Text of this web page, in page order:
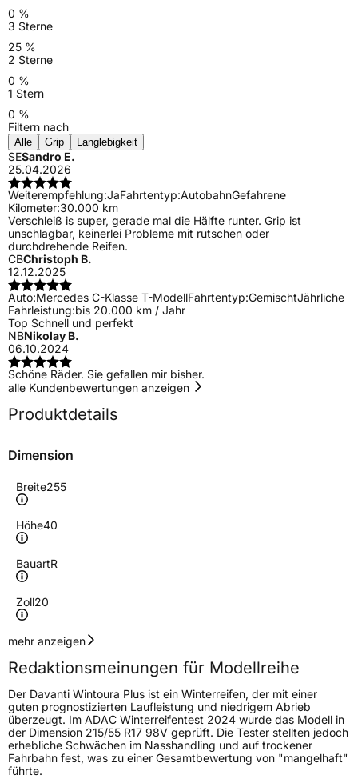
0 %
3 Sterne
25 %
2 Sterne
0 %
1 Stern
0 %
Filtern nach
Alle Grip Langlebigkeit
SESandro E.
25.04.2026
Weiterempfehlung:JaFahrtentyp:AutobahnGefahrene
Kilometer:30.000 km
Verschleiß is super, gerade mal die Hälfte runter. Grip ist
unschlagbar, keinerlei Probleme mit rutschen oder
durchdrehende Reifen.
CBChristoph B.
12.12.2025
Auto:Mercedes C-Klasse T-ModellFahrtentyp:GemischtJährliche
Fahrleistung:bis 20.000 km / Jahr
Top Schnell und perfekt
NBNikolay B.
06.10.2024
Schöne Räder. Sie gefallen mir bisher.
alle Kundenbewertungen anzeigen
Produktdetails
Dimension
Breite255
Höhe40
BauartR
Zoll20
Geschwindigkeitsindex
Höchstgeschwindigkeit
270 km/h
Lastindex101
Höchstlast825 kg
Generelle Merkmale
mehr anzeigen
Redaktionsmeinungen für Modellreihe
Der Davanti Wintoura Plus ist ein Winterreifen, der mit einer
guten prognostizierten Laufleistung und niedrigem Abrieb
überzeugt. Im ADAC Winterreifentest 2024 wurde das Modell in
der Dimension 215/55 R17 98V geprüft. Die Tester stellten jedoch
erhebliche Schwächen im Nasshandling und auf trockener
Fahrbahn fest, was zu einer Gesamtbewertung von "mangelhaft"
führte.